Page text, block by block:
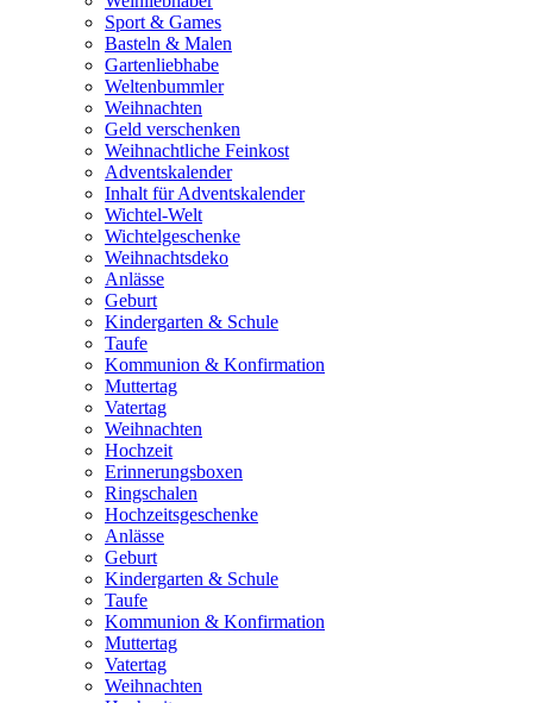
Sport & Games
Basteln & Malen
Gartenliebhabe
Weltenbummler
Weihnachten
Geld verschenken
Weihnachtliche Feinkost
Adventskalender
Inhalt für Adventskalender
Wichtel-Welt
Wichtelgeschenke
Weihnachtsdeko
Anlässe
Geburt
Kindergarten & Schule
Taufe
Kommunion & Konfirmation
Muttertag
Vatertag
Weihnachten
Hochzeit
Erinnerungsboxen
Ringschalen
Hochzeitsgeschenke
Anlässe
Geburt
Kindergarten & Schule
Taufe
Kommunion & Konfirmation
Muttertag
Vatertag
Weihnachten